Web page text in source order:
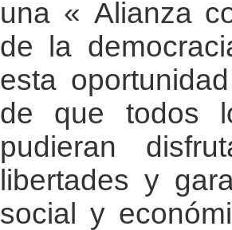
una « Alianza
de la
esta
de que todos
pudieran
libertades y
social y